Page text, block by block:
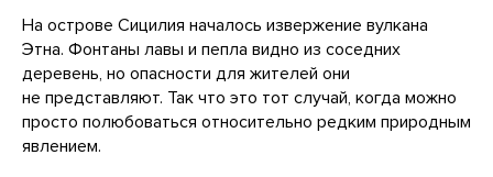
На острове Сицилия началось извержение вулкана
Этна. Фонтаны лавы и пепла видно из соседних
деревень, но опасности для жителей они
не представляют. Так что это тот случай, когда можно
просто полюбоваться относительно редким природным
явлением.